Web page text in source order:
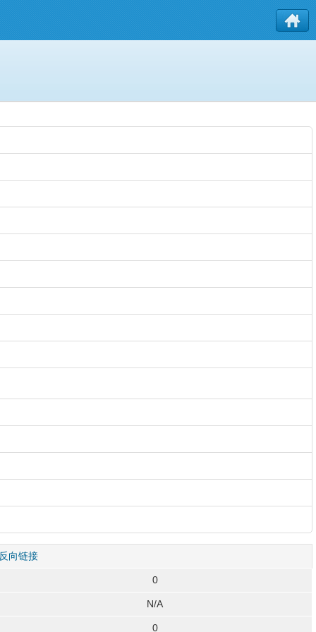
向链接
0
N/A
0